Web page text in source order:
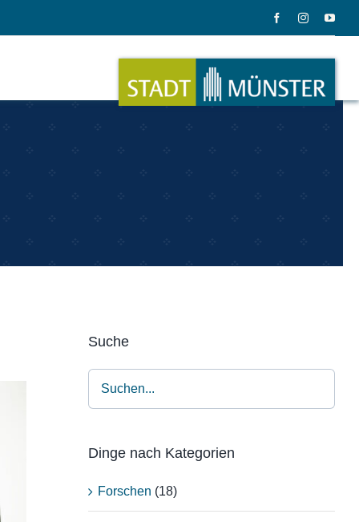
Musik
Alles zum Tasten, Zupfen, Schlagen.
Suche
Dinge nach Kategorien
Forschen (18)